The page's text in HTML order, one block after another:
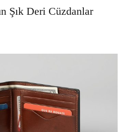
Şık Deri Cüzdanlar